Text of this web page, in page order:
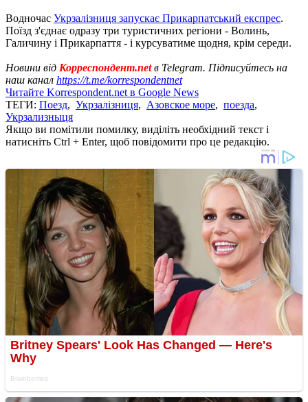
Водночас Укрзалізниця запускає Прикарпатський експрес.
Поїзд з'єднає одразу три туристичних регіони - Волинь,
Галичину і Прикарпаття - і курсуватиме щодня, крім середи.
Новини від Корреспондент.netв Telegram. Підписуйтесь на
наш канал https://t.me/korrespondentnet
Читайте Korrespondent.net в Google News
ТЕГИ: Поезд, Укрзалізниця, Азовское море, поезда,
Укрзализныця
Якщо ви помітили помилку, виділіть необхідний текст і
натисніть Ctrl + Enter, щоб повідомити про це редакцію.